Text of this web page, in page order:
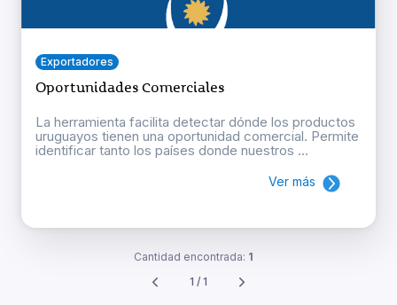
Exportadores
Oportunidades Comerciales
La herramienta facilita detectar dónde los productos
uruguayos tienen una oportunidad comercial. Permite
identificar tanto los países donde nuestros ...
Ver más
Cantidad encontrada: 1
1 / 1